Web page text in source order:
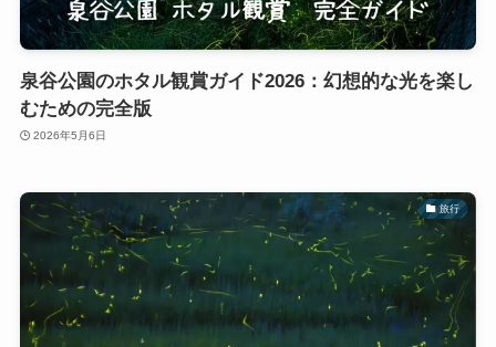
泉谷公園のホタル観賞ガイド2026：幻想的な光を楽し
むための完全版
2026年5月6日
旅行